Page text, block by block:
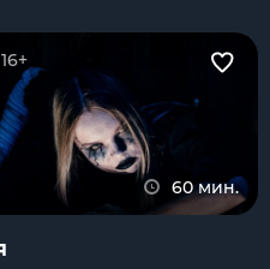
60 мин.